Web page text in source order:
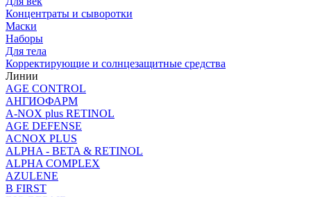
Концентраты и сыворотки
Маски
Наборы
Для тела
Корректирующие и солнцезащитные средства
Линии
AGE CONTROL
АНГИОФАРМ
A-NOX plus RETINOL
AGE DEFENSE
ACNOX PLUS
ALPHA - BETA & RETINOL
ALPHA COMPLEX
AZULENE
B FIRST